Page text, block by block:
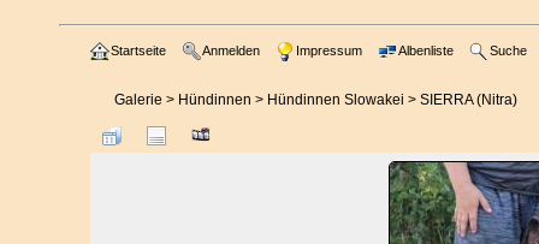
Startseite Anmelden Impressum Albenliste Suche
Galerie > Hündinnen > Hündinnen Slowakei > SIERRA (Nitra)